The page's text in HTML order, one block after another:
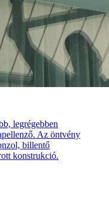
legrégebben
Az öntvény
billentő
konstrukció.